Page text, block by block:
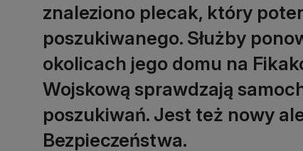
znaleziono plecak, który
poszukiwanego. Służby
okolicach jego domu na
Wojskową sprawdzają
poszukiwań. Jest też nowy
Bezpieczeństwa.